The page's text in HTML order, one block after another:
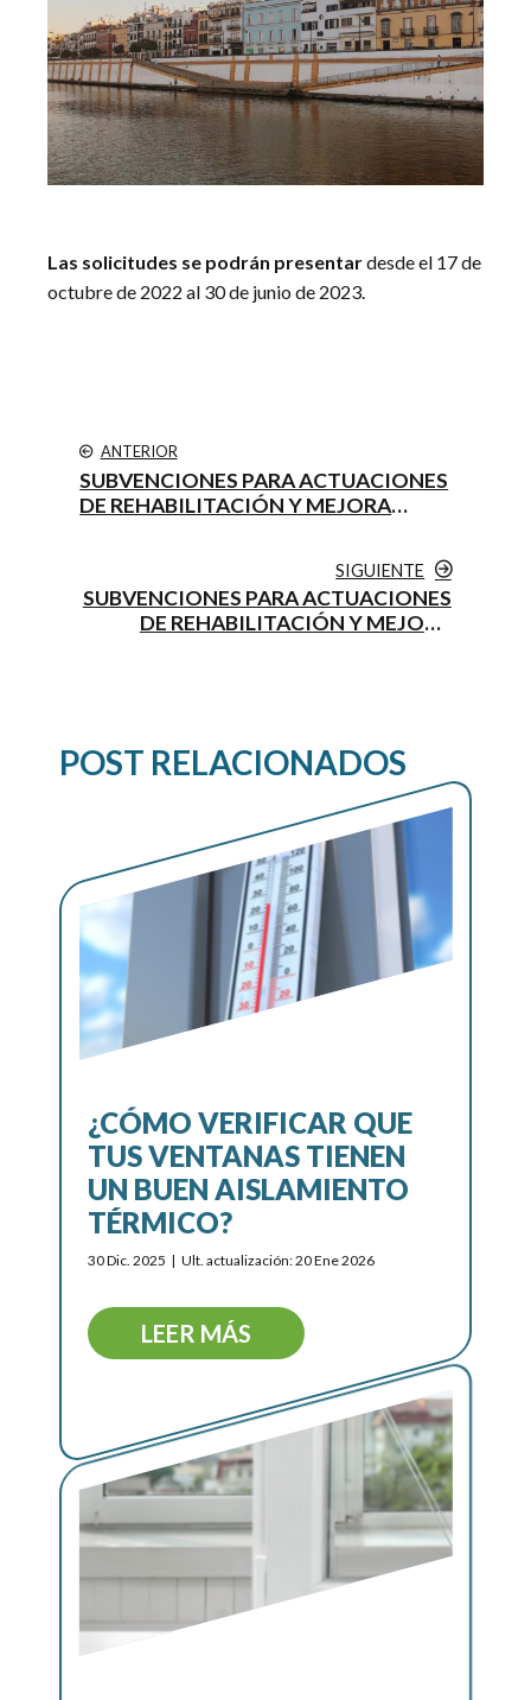
Las solicitudes se podrán presentardesde el 17 de
octubre de 2022 al 30 de junio de 2023.
ANTERIOR
SUBVENCIONES PARA ACTUACIONES
DE REHABILITACIÓN Y MEJORA
SIGUIENTE
SUBVENCIONES PARA ACTUACIONES
DE REHABILITACIÓN Y MEJORA
POST RELACIONADOS
¿CÓMO VERIFICAR QUE
TUS VENTANAS TIENEN
UN BUEN AISLAMIENTO
TÉRMICO?
30 Dic. 2025 Ult. actualización: 20 Ene 2026
LEER MÁS